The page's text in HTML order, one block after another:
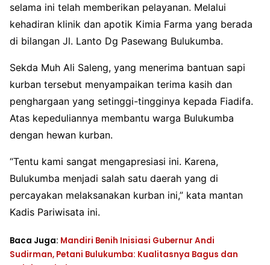
selama ini telah memberikan pelayanan. Melalui
kehadiran klinik dan apotik Kimia Farma yang berada
di bilangan Jl. Lanto Dg Pasewang Bulukumba.
Sekda Muh Ali Saleng, yang menerima bantuan sapi
kurban tersebut menyampaikan terima kasih dan
penghargaan yang setinggi-tingginya kepada Fiadifa.
Atas kepeduliannya membantu warga Bulukumba
dengan hewan kurban.
“Tentu kami sangat mengapresiasi ini. Karena,
Bulukumba menjadi salah satu daerah yang di
percayakan melaksanakan kurban ini,” kata mantan
Kadis Pariwisata ini.
Baca Juga: Mandiri Benih Inisiasi Gubernur Andi
Sudirman, Petani Bulukumba: Kualitasnya Bagus dan